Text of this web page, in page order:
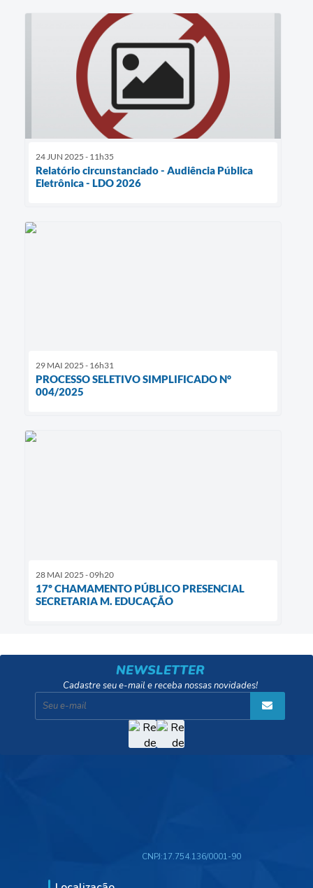
24 JUN 2025 - 11h35
Relatório circunstanciado - Audiência Pública
Eletrônica - LDO 2026
29 MAI 2025 - 16h31
PROCESSO SELETIVO SIMPLIFICADO N°
004/2025
28 MAI 2025 - 09h20
17º CHAMAMENTO PÚBLICO PRESENCIAL
SECRETARIA M. EDUCAÇÃO
NEWSLETTER
Cadastre seu e-mail e receba nossas novidades!
CNPJ:17.754.136/0001-90